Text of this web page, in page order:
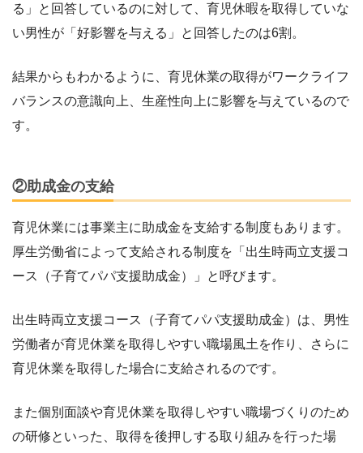
る」と回答しているのに対して、育児休暇を取得していな
い男性が「好影響を与える」と回答したのは6割。
結果からもわかるように、育児休業の取得がワークライフ
バランスの意識向上、生産性向上に影響を与えているので
す。
②助成金の支給
育児休業には事業主に助成金を支給する制度もあります。
厚生労働省によって支給される制度を「出生時両立支援コ
ース（子育てパパ支援助成金）」と呼びます。
出生時両立支援コース（子育てパパ支援助成金）は、男性
労働者が育児休業を取得しやすい職場風土を作り、さらに
育児休業を取得した場合に支給されるのです。
また個別面談や育児休業を取得しやすい職場づくりのため
の研修といった、取得を後押しする取り組みを行った場